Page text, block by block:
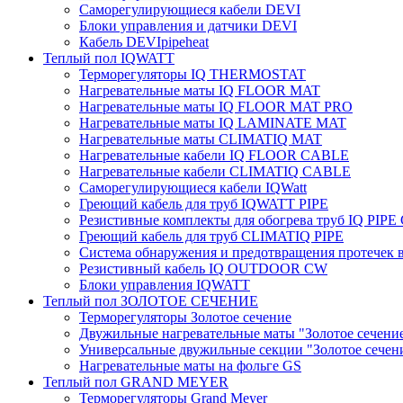
Саморегулирующиеся кабели DEVI
Блоки управления и датчики DEVI
Кабель DEVIpipeheat
Теплый пол IQWATT
Терморегуляторы IQ THERMOSTAT
Нагревательные маты IQ FLOOR MAT
Нагревательные маты IQ FLOOR MAT PRO
Нагревательные маты IQ LAMINATE MAT
Нагревательные маты CLIMATIQ MAT
Нагревательные кабели IQ FLOOR CABLE
Нагревательные кабели CLIMATIQ CABLE
Саморегулирующиеся кабели IQWatt
Греющий кабель для труб IQWATT PIPE
Резистивные комплекты для обогрева труб IQ PIPE
Греющий кабель для труб CLIMATIQ PIPE
Система обнаружения и предотвращения протечек
Резистивный кабель IQ OUTDOOR CW
Блоки управления IQWATT
Теплый пол ЗОЛОТОЕ СЕЧЕНИЕ
Терморегуляторы Золотое сечение
Двужильные нагревательные маты "Золотое
Универсальные двужильные секции "Золотое
Нагревательные маты на фольге GS
Теплый пол GRAND MEYER
Терморегуляторы Grand Meyer